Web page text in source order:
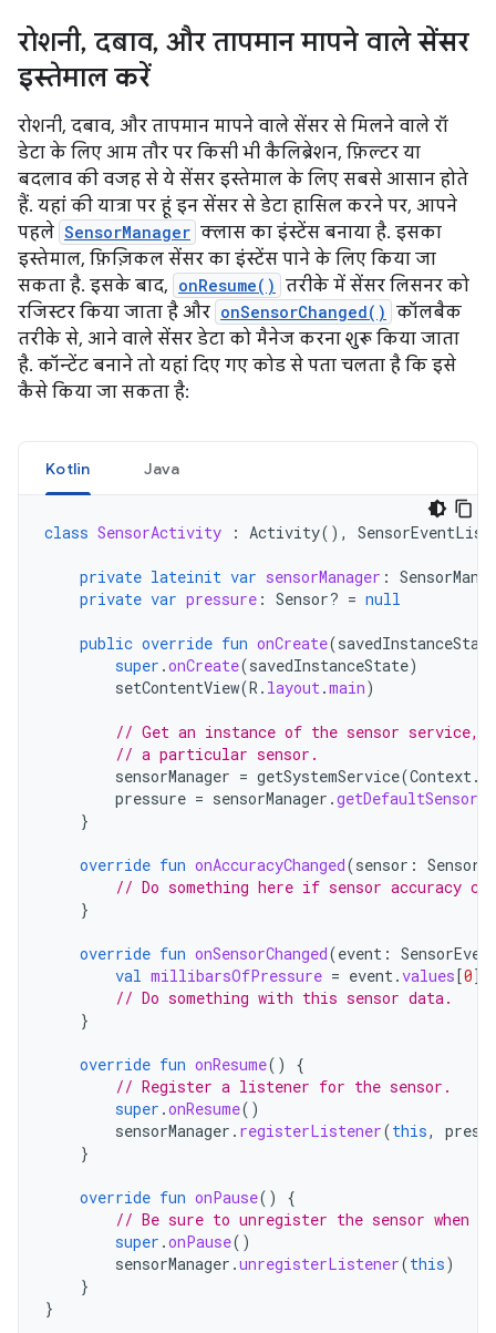
रोशनी, दबाव, और तापमान मापने वाले सेंसर
इस्तेमाल करें
रोशनी, दबाव, और तापमान मापने वाले सेंसर से मिलने वाले रॉ
डेटा के लिए आम तौर पर किसी भी कैलिब्रेशन, फ़िल्टर या
बदलाव की वजह से ये सेंसर इस्तेमाल के लिए सबसे आसान होते
हैं. यहां की यात्रा पर हूं इन सेंसर से डेटा हासिल करने पर, आपने
पहले SensorManager क्लास का इंस्टेंस बनाया है. इसका
इस्तेमाल, फ़िज़िकल सेंसर का इंस्टेंस पाने के लिए किया जा
सकता है. इसके बाद, onResume() तरीके में सेंसर लिसनर को
रजिस्टर किया जाता है और onSensorChanged() कॉलबैक
तरीके से, आने वाले सेंसर डेटा को मैनेज करना शुरू किया जाता
है. कॉन्टेंट बनाने तो यहां दिए गए कोड से पता चलता है कि इसे
कैसे किया जा सकता है:
Kotlin Java
class SensorActivity : Activity(),
private lateinit var sensorManager :
private var pressure : Sensor? = null
public override fun onCreate(savedInstanceState
super .onCreate(savedInstanceState)
setContentView(R . layout.main)
// Get an instance of the sensor service,
// a particular sensor.
sensorManager = getSystemService(Context.
pressure = sensorManager .getDefaultSensor
}
override fun onAccuracyChanged(sensor : Sensor
// Do something here if sensor accuracy
}
override fun onSensorChanged(event :
val millibarsOfPressure = event.values[0]
// Do something with this sensor data.
}
override fun onResume()
{
// Register a listener for the sensor.
super .onResume()
sensorManager . registerListener(this,
}
override fun onPause()
{
// Be sure to unregister the sensor when
super .onPause()
sensorManager .unregisterListener(this)
}
}